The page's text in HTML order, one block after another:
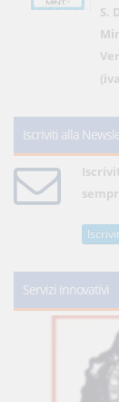
S.
Iscriviti alla
Servizi innovativi